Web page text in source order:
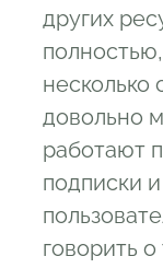
других
несколько
довольно
работают
подписки
говорить